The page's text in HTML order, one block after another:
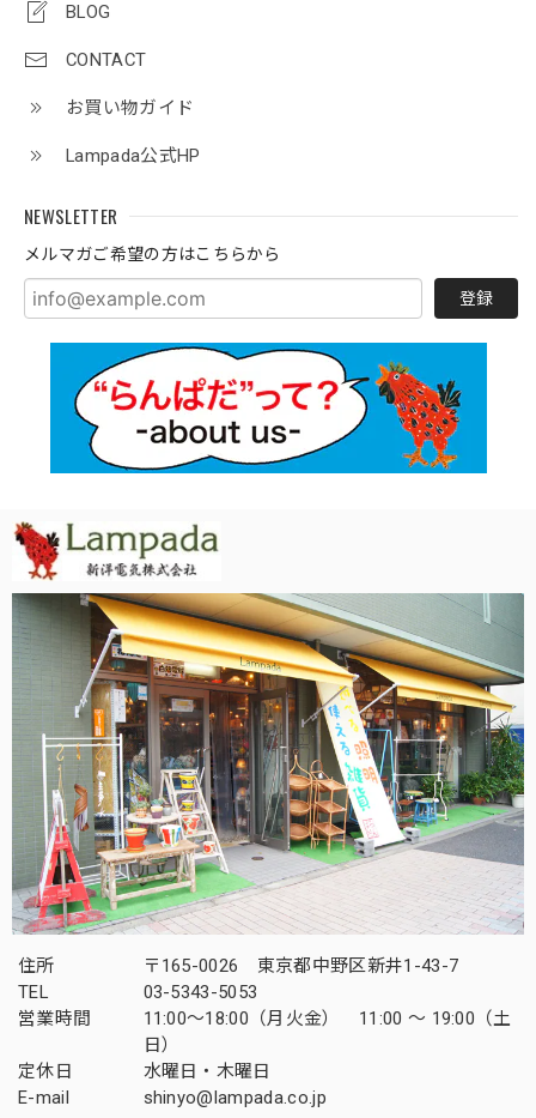
BLOG
CONTACT
お買い物ガイド
Lampada公式HP
NEWSLETTER
メルマガご希望の方はこちらから
登録
住所
〒165-0026 東京都中野区新井1-43-7
TEL
03-5343-5053
営業時間
11:00～18:00（月火金） 11:00 ～ 19:00（土
日）
定休日
水曜日・木曜日
E-mail
shinyo@lampada.co.jp